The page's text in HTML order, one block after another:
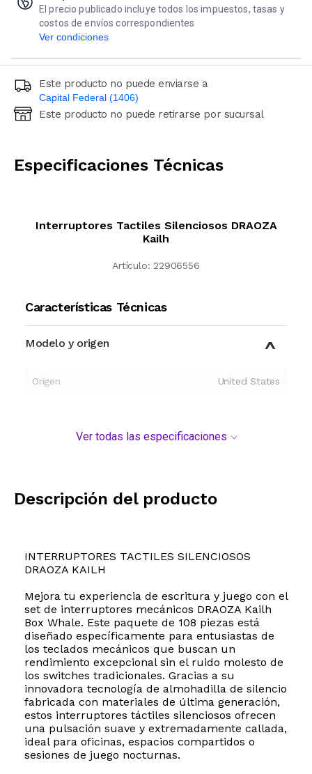
El precio publicado incluye todos los impuestos, tasas y
costos de envíos correspondientes
Ver condiciones
Este producto no puede enviarse a
Capital Federal (1406)
Ingresá código postal (sólo números)
Este producto no puede retirarse por sucursal
Especificaciones Técnicas
Interruptores Tactiles Silenciosos DRAOZA
Kailh
Artículo: 22906556
Características Técnicas
Modelo y origen
Origen United States
Ver todas las especificaciones
Descripción del producto
INTERRUPTORES TACTILES SILENCIOSOS
DRAOZA KAILH
Mejora tu experiencia de escritura y juego con el
set de interruptores mecánicos DRAOZA Kailh
Box Whale. Este paquete de 108 piezas está
diseñado específicamente para entusiastas de
los teclados mecánicos que buscan un
rendimiento excepcional sin el ruido molesto de
los switches tradicionales. Gracias a su
innovadora tecnología de almohadilla de silencio
fabricada con materiales de última generación,
estos interruptores táctiles silenciosos ofrecen
una pulsación suave y extremadamente callada,
ideal para oficinas, espacios compartidos o
sesiones de juego nocturnas.